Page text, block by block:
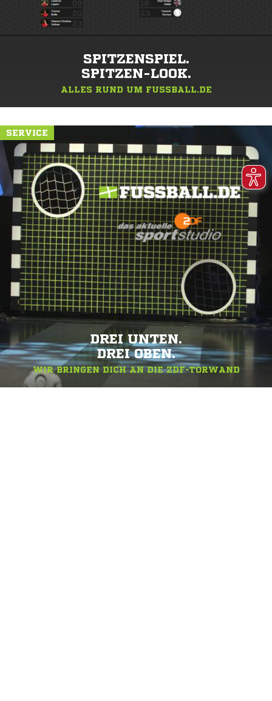
SPITZENSPIEL.
SPITZEN-LOOK.
ALLES RUND UM FUSSBALL.DE
SERVICE
DREI UNTEN.
DREI OBEN.
WIR BRINGEN DICH AN DIE ZDF-TORWAND